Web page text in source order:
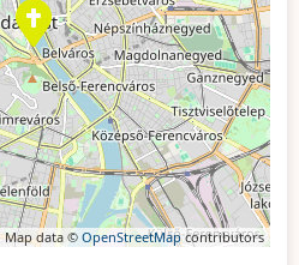
data © OpenStreetMapcontributors